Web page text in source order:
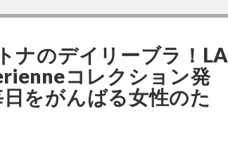
ナのデイリーブラ！LA
コレクション発
をがんばる女性のた